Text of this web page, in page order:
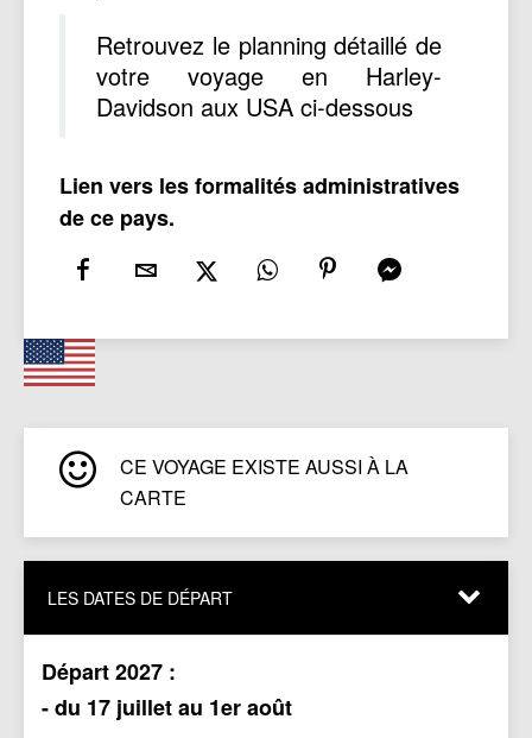
Retrouvez le planning détaillé de
votre voyage en Harley-
Davidson aux USA ci-dessous
Lien vers les formalités administratives
de ce pays.
CE VOYAGE EXISTE AUSSI À LA
CARTE
LES DATES DE DÉPART
Départ 2027 :
- du 17 juillet au 1er août